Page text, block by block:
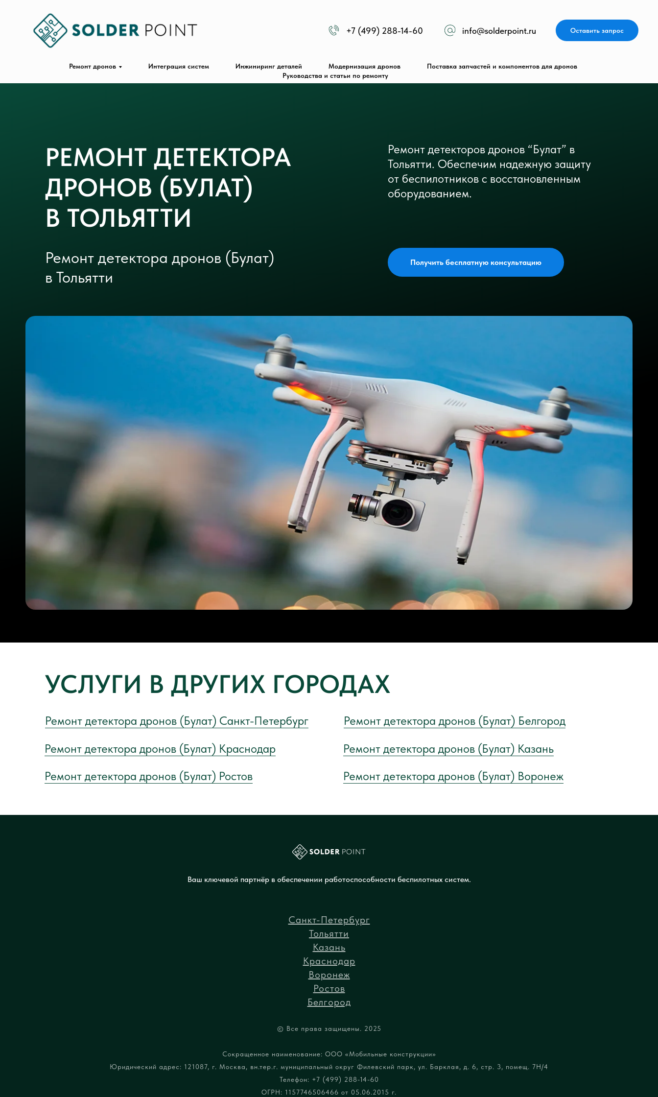
+7 (499) 288-14-60 info@solderpoint.ru Оставить запрос
Ремонт дронов Интеграция систем Инжиниринг деталей Модернизация дронов
Поставка запчастей и компонентов для дронов
Руководства и статьи по ремонту
РЕМОНТ ДЕТЕКТОРА
ДРОНОВ (БУЛАТ)
В ТОЛЬЯТТИ
Ремонт детектора дронов (Булат)
в Тольятти
Ремонт детекторов дронов “Булат” в
Тольятти. Обеспечим надежную защиту
от беспилотников с восстановленным
оборудованием.
Получить бесплатную консультацию
Ремонт детектора дронов (Булат) Санкт-Петербург
Ремонт детектора дронов (Булат) Белгород
Ремонт детектора дронов (Булат) Краснодар
Ремонт детектора дронов (Булат) Казань
Ремонт детектора дронов (Булат) Ростов
Ремонт детектора дронов (Булат) Воронеж
УСЛУГИ В ДРУГИХ ГОРОДАХ
Ваш ключевой партнёр в обеспечении работоспособности беспилотных систем.
Санкт-Петербург
Тольятти
Казань
Краснодар
Воронеж
Ростов
Белгород
© Все права защищены. 2025
Сокращенное наименование: ООО «Мобильные конструкции»
Юридический адрес: 121087, г. Москва, вн.тер.г. муниципальный округ Филевский парк, ул. Барклая, д. 6, стр. 3, помещ. 7Н/4
Телефон: +7 (499) 288-14-60
ОГРН: 1157746506466 от 05.06.2015 г.